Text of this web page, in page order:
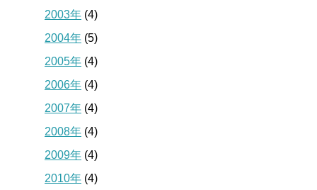
2003年 (4)
2004年 (5)
2005年 (4)
2006年 (4)
2007年 (4)
2008年 (4)
2009年 (4)
2010年 (4)